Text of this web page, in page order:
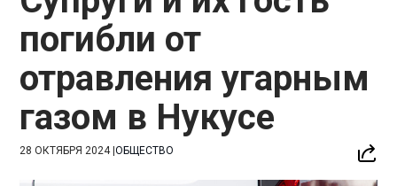
погибли от
отравления угарным
газом в Нукусе
28 ОКТЯБРЯ 2024|ОБЩЕСТВО